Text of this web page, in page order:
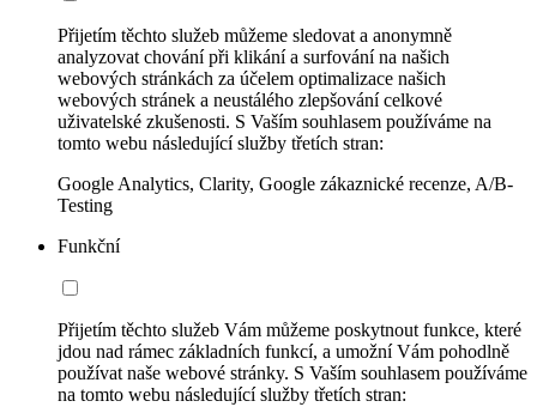
Přijetím těchto služeb můžeme sledovat a anonymně
analyzovat chování při klikání a surfování na našich
webových stránkách za účelem optimalizace našich
webových stránek a neustálého zlepšování celkové
uživatelské zkušenosti. S Vaším souhlasem používáme na
tomto webu následující služby třetích stran:
Google Analytics, Clarity, Google zákaznické recenze, A/B-
Testing
Funkční
Přijetím těchto služeb Vám můžeme poskytnout funkce, které
jdou nad rámec základních funkcí, a umožní Vám pohodlně
používat naše webové stránky. S Vaším souhlasem používáme
na tomto webu následující služby třetích stran: